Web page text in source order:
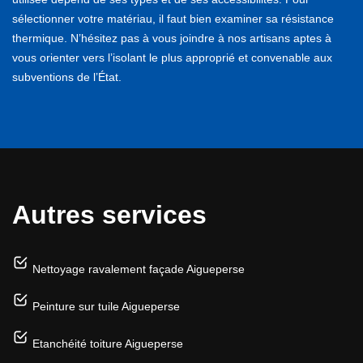
sélectionner votre matériau, il faut bien examiner sa résistance
thermique. N’hésitez pas à vous joindre à nos artisans aptes à
vous orienter vers l’isolant le plus approprié et convenable aux
subventions de l’État.
Autres services
Nettoyage ravalement façade Aigueperse
Peinture sur tuile Aigueperse
Etanchéité toiture Aigueperse